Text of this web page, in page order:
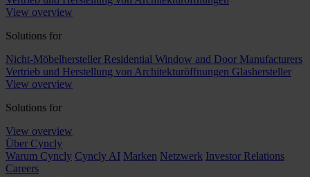
View overview
Solutions for
Nicht-Möbelhersteller Residential Window and Door Manufacturers
Vertrieb und Herstellung von Architekturöffnungen Glashersteller
View overview
Solutions for
View overview
Über Cyncly
Warum Cyncly Cyncly AI Marken Netzwerk Investor Relations
Careers